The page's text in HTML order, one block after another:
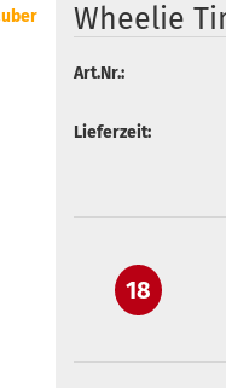
Wheelie
Art.Nr.:
Lieferzeit:
18